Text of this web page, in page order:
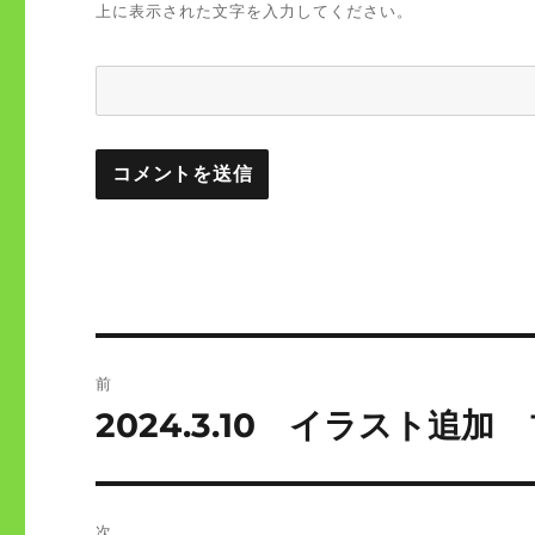
上に表示された文字を入力してください。
稿
前
前
投
稿:
2024.3.10 イラスト追加